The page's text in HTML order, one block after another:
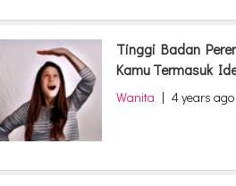
Tinggi Badan
Kamu Termasuk
Wanita | 4 years ago